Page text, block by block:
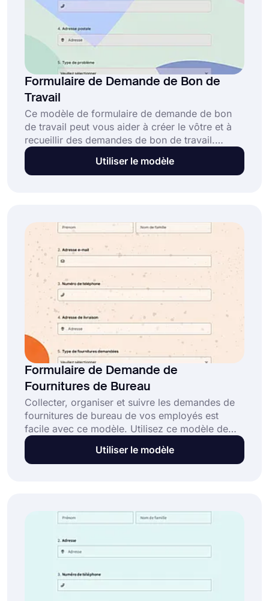
Formulaire de Demande de Bon de
Travail
Ce modèle de formulaire de demande de bon
de travail peut vous aider à créer le vôtre et à
recueillir des demandes de bon de travail.
Ouvrez ce modèle de formulaire de demande
de bon de travail, personnalisez-le et partagez-
modèle ».
Utiliser le modèle
Formulaire de Demande de
Fournitures de Bureau
Collecter, organiser et suivre les demandes de
fournitures de bureau de vos employés est
facile avec ce modèle. Utilisez ce modèle de
formulaire de demande de fournitures de
bureau et créez votre formulaire en quelques
modèle" maintenant.
Utiliser le modèle